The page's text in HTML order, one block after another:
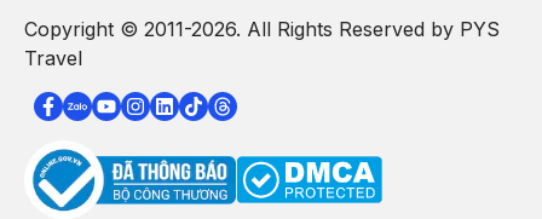
Copyright © 2011-2026. All Rights Reserved by PYS
Travel